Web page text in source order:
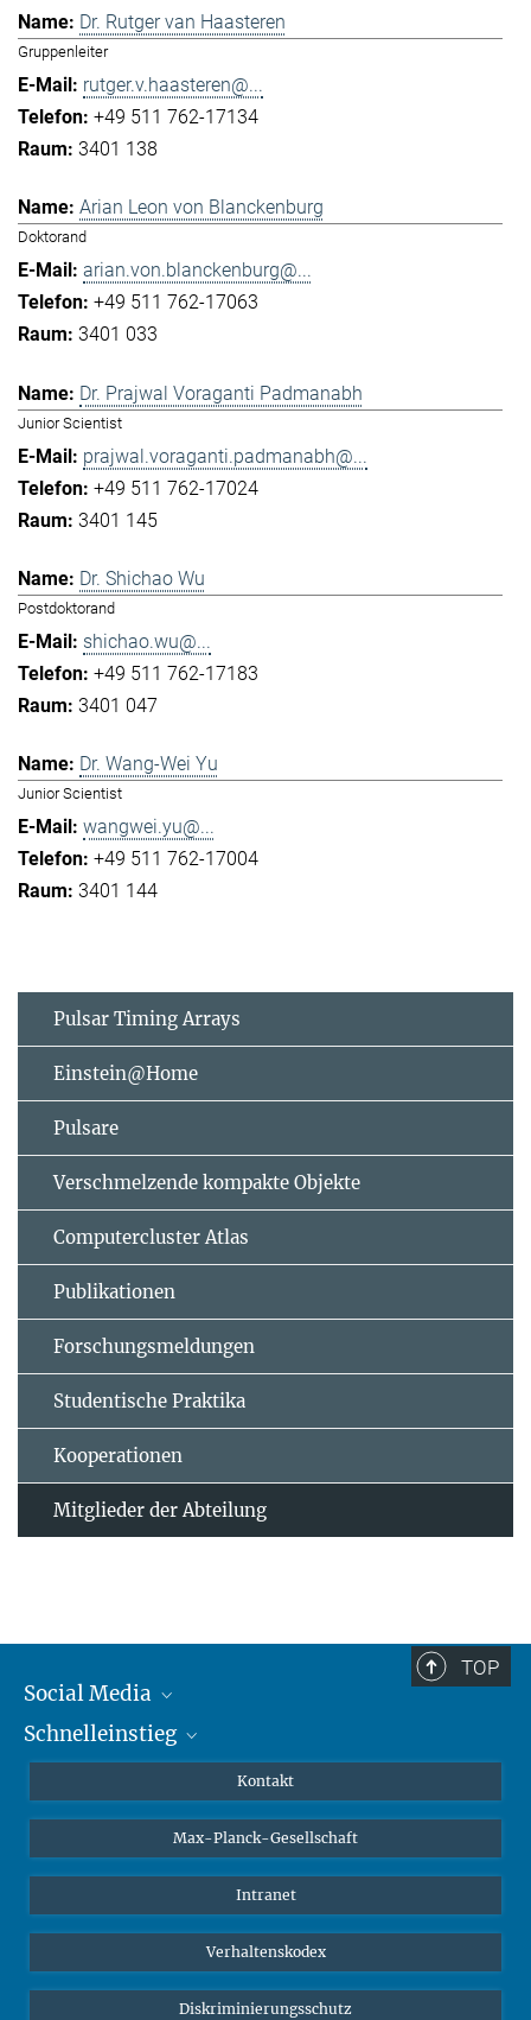
Dr. Rutger van Haasteren
Gruppenleiter
rutger.v.haasteren@...
+49 511 762-17134
3401 138
Arian Leon von Blanckenburg
Doktorand
arian.von.blanckenburg@...
+49 511 762-17063
3401 033
Dr. Prajwal Voraganti Padmanabh
Junior Scientist
prajwal.voraganti.padmanabh@...
+49 511 762-17024
3401 145
Dr. Shichao Wu
Postdoktorand
shichao.wu@...
+49 511 762-17183
3401 047
Dr. Wang-Wei Yu
Junior Scientist
wangwei.yu@...
+49 511 762-17004
3401 144
Pulsar Timing Arrays
Einstein@Home
Pulsare
Verschmelzende kompakte Objekte
Computercluster Atlas
Publikationen
Forschungsmeldungen
Studentische Praktika
Kooperationen
Mitglieder der Abteilung
TOP
Social Media
Mastodon
Schnelleinstieg
Studierende
Schüler*innen
Öffentlichkeit
Alumnae | Alumni
Kontakt
Max-Planck-Gesellschaft
Intranet
Verhaltenskodex
Diskriminierungsschutz